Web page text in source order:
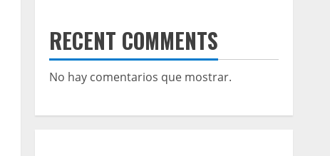
RECENT COMMENTS
No hay comentarios que mostrar.